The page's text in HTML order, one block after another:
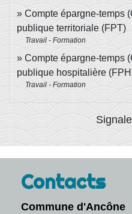
Compte épargne-temps
publique territoriale (FPT)
Travail - Formation
Compte épargne-temps
publique hospitalière
Travail - Formation
Contacts
Commune d'Ancône